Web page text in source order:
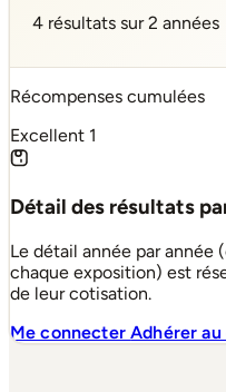
4 résultats sur 2 années
Récompenses cumulées
Excellent 1
Détail des résultats
Le détail année par année
chaque exposition) est
de leur cotisation.
Me connecterAdhérer au